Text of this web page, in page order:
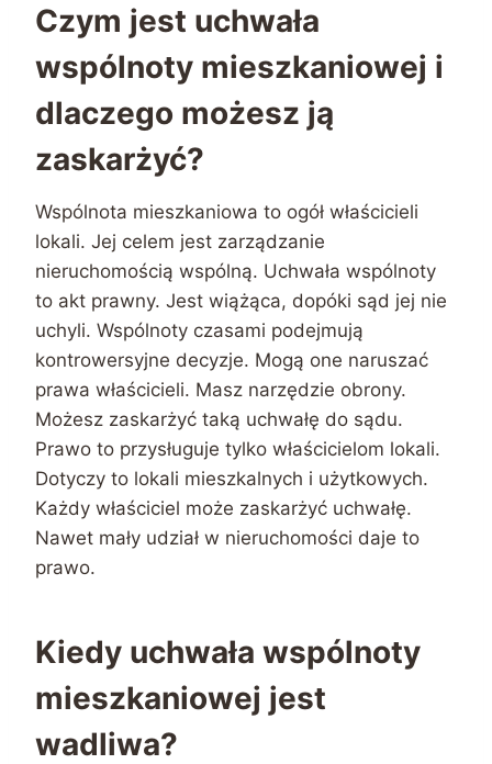
Czym jest uchwała
wspólnoty mieszkaniowej i
dlaczego możesz ją
zaskarżyć?
Wspólnota mieszkaniowa to ogół właścicieli
lokali. Jej celem jest zarządzanie
nieruchomością wspólną. Uchwała wspólnoty
to akt prawny. Jest wiążąca, dopóki sąd jej nie
uchyli. Wspólnoty czasami podejmują
kontrowersyjne decyzje. Mogą one naruszać
prawa właścicieli. Masz narzędzie obrony.
Możesz zaskarżyć taką uchwałę do sądu.
Prawo to przysługuje tylko właścicielom lokali.
Dotyczy to lokali mieszkalnych i użytkowych.
Każdy właściciel może zaskarżyć uchwałę.
Nawet mały udział w nieruchomości daje to
prawo.
Kiedy uchwała wspólnoty
mieszkaniowej jest
wadliwa?